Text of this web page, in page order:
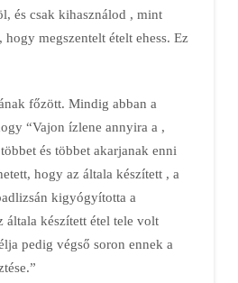
és csak kihasználod , mint
megszentelt ételt ehess. Ez
főzött. Mindig abban a
“Vajon ízlene annyira a ,
és többet akarjanak enni
hogy az általa készített , a
kigyógyította a
általa készített étel tele volt
pedig végső soron ennek a